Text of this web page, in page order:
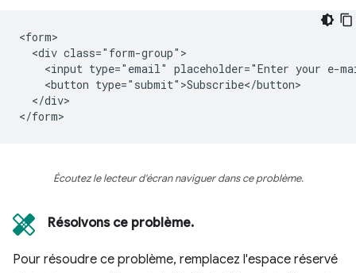
<form>
  <div class="form-group">
<input type="email" placeholder="Enter your e-
    <button type="submit">Subscribe</button>
  </div>
Écoutez le lecteur d'écran naviguer dans ce problème.
Résolvons ce problème.
Pour résoudre ce problème, remplacez l'espace réservé